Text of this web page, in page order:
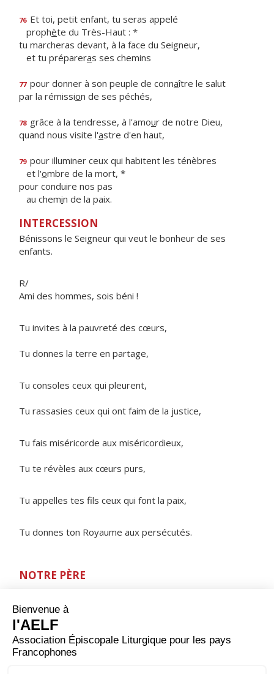
76 Et toi, petit enfant, tu seras appelé
prophète du Très-Haut : *
tu marcheras devant, à la face du Seigneur,
et tu prépareras ses chemins
77 pour donner à son peuple de connaître le salut
par la rémission de ses péchés,
78 grâce à la tendresse, à l'amour de notre Dieu,
quand nous visite l'astre d'en haut,
79 pour illuminer ceux qui habitent les ténèbres
et l'ombre de la mort, *
pour conduire nos pas
au chemin de la paix.
INTERCESSION
Bénissons le Seigneur qui veut le bonheur de ses
enfants.
R/
Ami des hommes, sois béni !
Tu invites à la pauvreté des cœurs,
Tu donnes la terre en partage,
Tu consoles ceux qui pleurent,
Tu rassasies ceux qui ont faim de la justice,
Tu fais miséricorde aux miséricordieux,
Tu te révèles aux cœurs purs,
Tu appelles tes fils ceux qui font la paix,
Tu donnes ton Royaume aux persécutés.
NOTRE PÈRE
Tu demandes à l’humanité, Dieu créateur, de se
perfectionner de jour en jour et d’achever par son
travail l’œuvre immense de la création ; aide-nous à
faire que tous les hommes aient des conditions de